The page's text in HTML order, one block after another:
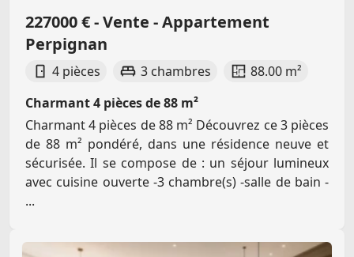
227000 € - Vente - Appartement
Perpignan
4 pièces 3 chambres
88.00 m²
Charmant 4 pièces de 88 m²
Charmant 4 pièces de 88 m² Découvrez ce 3 pièces
de 88 m² pondéré, dans une résidence neuve et
sécurisée. Il se compose de : un séjour lumineux
avec cuisine ouverte -3 chambre(s) -salle de bain -
...